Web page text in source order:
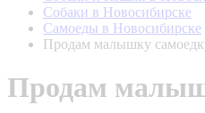
Собаки в Новосибирске
Самоеды в Новосибирске
Продам малышку
Продам